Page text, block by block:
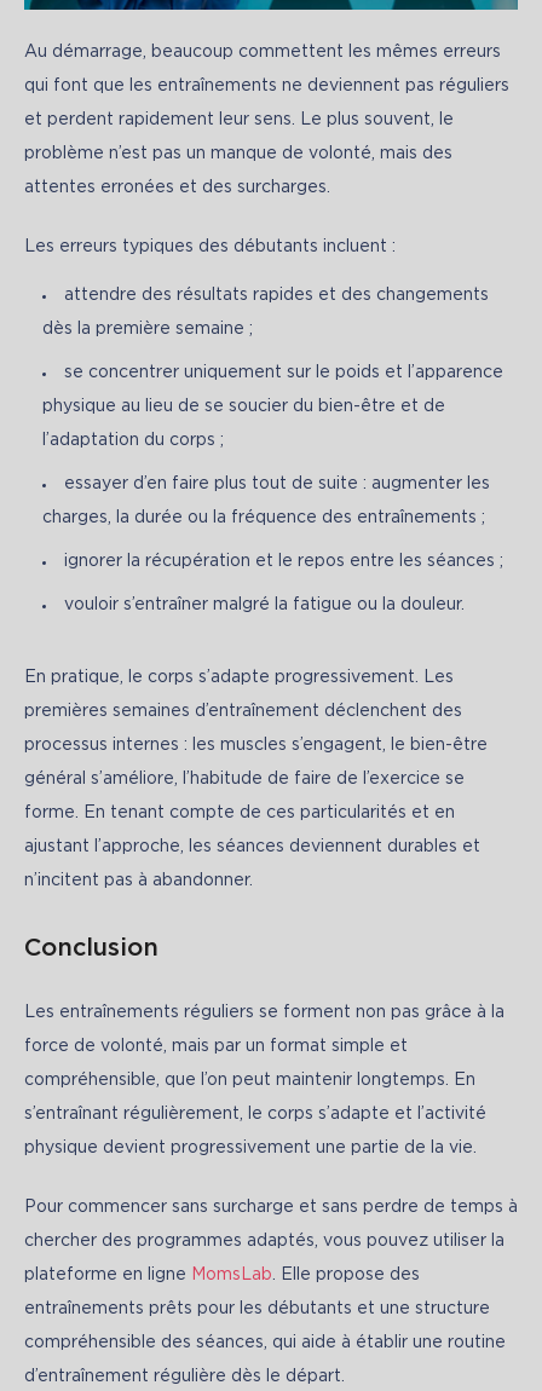
Au démarrage, beaucoup commettent les mêmes erreurs
qui font que les entraînements ne deviennent pas réguliers
et perdent rapidement leur sens. Le plus souvent, le
problème n’est pas un manque de volonté, mais des
attentes erronées et des surcharges.
Les erreurs typiques des débutants incluent :
attendre des résultats rapides et des changements
dès la première semaine ;
se concentrer uniquement sur le poids et l’apparence
physique au lieu de se soucier du bien-être et de
l’adaptation du corps ;
essayer d’en faire plus tout de suite : augmenter les
charges, la durée ou la fréquence des entraînements ;
ignorer la récupération et le repos entre les séances ;
vouloir s’entraîner malgré la fatigue ou la douleur.
En pratique, le corps s’adapte progressivement. Les
premières semaines d’entraînement déclenchent des
processus internes : les muscles s’engagent, le bien-être
général s’améliore, l’habitude de faire de l’exercice se
forme. En tenant compte de ces particularités et en
ajustant l’approche, les séances deviennent durables et
n’incitent pas à abandonner.
Conclusion
Les entraînements réguliers se forment non pas grâce à la
force de volonté, mais par un format simple et
compréhensible, que l’on peut maintenir longtemps. En
s’entraînant régulièrement, le corps s’adapte et l’activité
physique devient progressivement une partie de la vie.
Pour commencer sans surcharge et sans perdre de temps à
chercher des programmes adaptés, vous pouvez utiliser la
plateforme en ligne MomsLab . Elle propose des
entraînements prêts pour les débutants et une structure
compréhensible des séances, qui aide à établir une routine
d’entraînement régulière dès le départ.